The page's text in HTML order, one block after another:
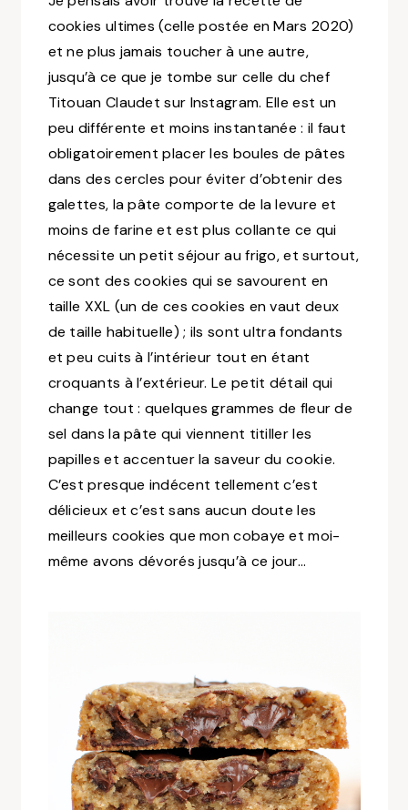
cookies ultimes (celle postée en Mars 2020)
et ne plus jamais toucher à une autre,
jusqu’à ce que je tombe sur celle du chef
Titouan Claudet sur Instagram. Elle est un
peu différente et moins instantanée : il faut
obligatoirement placer les boules de pâtes
dans des cercles pour éviter d’obtenir des
galettes, la pâte comporte de la levure et
moins de farine et est plus collante ce qui
nécessite un petit séjour au frigo, et surtout,
ce sont des cookies qui se savourent en
taille XXL (un de ces cookies en vaut deux
de taille habituelle) ; ils sont ultra fondants
et peu cuits à l’intérieur tout en étant
croquants à l’extérieur. Le petit détail qui
change tout : quelques grammes de fleur de
sel dans la pâte qui viennent titiller les
papilles et accentuer la saveur du cookie.
C’est presque indécent tellement c’est
délicieux et c’est sans aucun doute les
meilleurs cookies que mon cobaye et moi-
même avons dévorés jusqu’à ce jour…